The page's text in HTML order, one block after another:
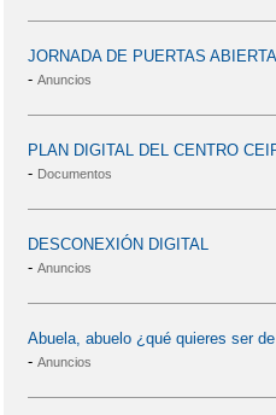
JORNADA DE PUERTAS
- Anuncios
PLAN DIGITAL DEL CENTRO
- Documentos
DESCONEXIÓN DIGITAL
- Anuncios
Abuela, abuelo ¿qué quieres ser
- Anuncios